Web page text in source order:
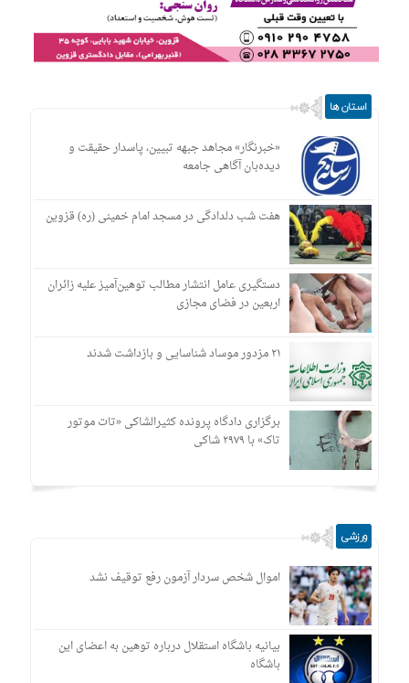
استان ها
«خبرنگار» مجاهد جبهه تبیین، پاسدار حقیقت و
دیده‌بان آگاهی جامعه
هفت شب دلدادگی در مسجد امام خمینی (ره) قزوین
دستگیری عامل انتشار مطالب توهین‌آمیز علیه زائران
اربعین در فضای مجازی
۲۱ مزدور موساد شناسایی و بازداشت شدند
برگزاری دادگاه پرونده کثیرالشاکی «تات موتور
تاک» با ۲۹۷۹ شاکی
ورزشی
اموال شخص سردار آزمون رفع توقیف نشد
بیانیه باشگاه استقلال درباره توهین به اعضای این
باشگاه